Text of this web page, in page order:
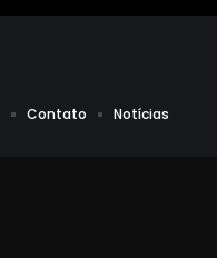
Contato Notícias